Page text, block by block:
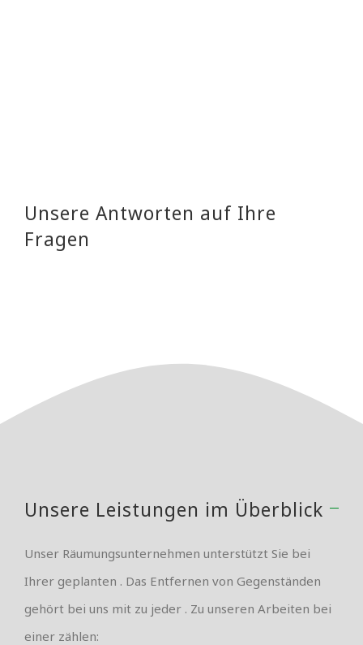
Unsere Antworten auf Ihre
Fragen
Unsere Leistungen im Überblick
Unser Räumungsunternehmen unterstützt Sie bei
Ihrer geplanten . Das Entfernen von Gegenständen
gehört bei uns mit zu jeder . Zu unseren Arbeiten bei
einer zählen: